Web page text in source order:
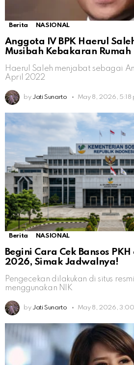
Berita NASIONAL
Anggota IV BPK Haerul
Musibah Kebakaran Rumah
Haerul Saleh menjabat sebagai
April 2022
by Jati Sunarto May 8, 2026, 5:18
Berita NASIONAL
Begini Cara Cek Bansos PKH
2026, Simak Jadwalnya!
Pengecekan dilakukan di situs
menggunakan NIK
by Jati Sunarto May 8, 2026,